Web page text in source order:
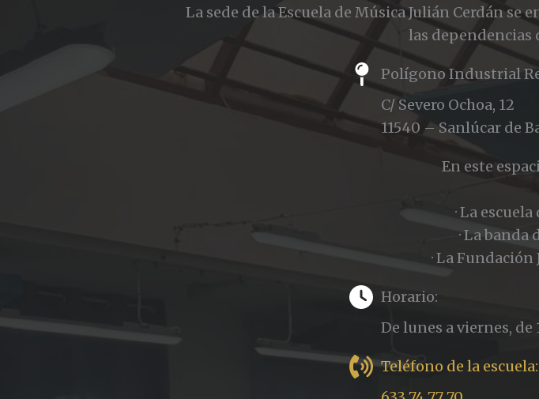
La sede de la Escuela de Música Julián Cerdán
las
Polígono Industrial
C/ Severo Ochoa, 12
11540 – Sanlúcar de
En este
· La
· La banda
· La
Horario:
De lunes a viernes, de
Teléfono de la escuela: